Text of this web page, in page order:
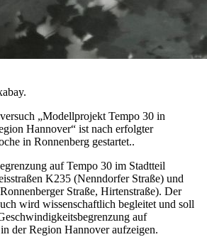
„Modellprojekt Tempo 30 in
Hannover“ ist nach erfolgter
in Ronnenberg gestartet..
auf Tempo 30 im Stadtteil
K235 (Nenndorfer Straße) und
Straße, Hirtenstraße). Der
wird wissenschaftlich begleitet und soll
auf
der Region Hannover aufzeigen.